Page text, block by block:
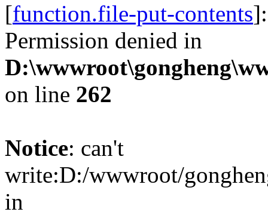
[function.file-put-contents
Permission denied in
on line 262
Notice: can't
write:D:/wwwroot/
in